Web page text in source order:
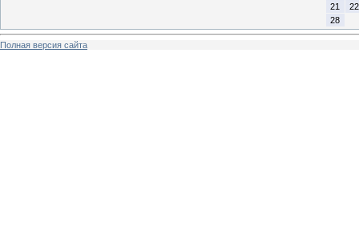
21
22
28
Полная версия сайта